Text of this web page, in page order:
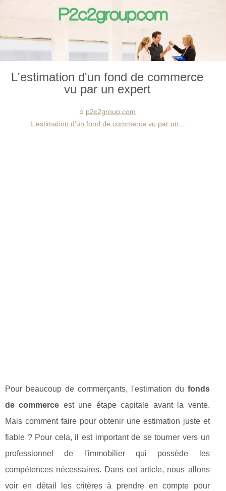
L'estimation d'un fond de commerce
vu par un expert
p2c2group.com
L'estimation d'un fond de commerce vu par un...
Pour beaucoup de commerçants, l'estimation du fonds
de commerce est une étape capitale avant la vente.
Mais comment faire pour obtenir une estimation juste et
fiable ? Pour cela, il est important de se tourner vers un
professionnel de l'immobilier qui possède les
compétences nécessaires. Dans cet article, nous allons
voir en détail les critères à prendre en compte pour